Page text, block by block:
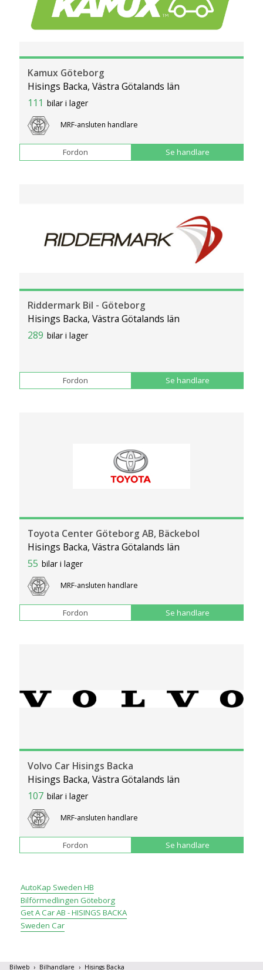
Kamux Göteborg
Hisings Backa, Västra Götalands län
111 bilar i lager
MRF-ansluten handlare
Fordon Se handlare
Riddermark Bil - Göteborg
Hisings Backa, Västra Götalands län
289 bilar i lager
Fordon Se handlare
Toyota Center Göteborg AB, Bäckebol
Hisings Backa, Västra Götalands län
55 bilar i lager
MRF-ansluten handlare
Fordon Se handlare
Volvo Car Hisings Backa
Hisings Backa, Västra Götalands län
107 bilar i lager
MRF-ansluten handlare
Fordon Se handlare
AutoKap Sweden HB
Bilförmedlingen Göteborg
Get A Car AB - HISINGS BACKA
Sweden Car
Bilweb Bilhandlare Hisings Backa